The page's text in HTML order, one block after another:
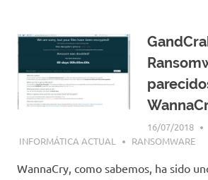
16/07/2018
INFORMÁTICA ACTUAL
RANSOMWARE
WannaCry, como sabemos, ha sido